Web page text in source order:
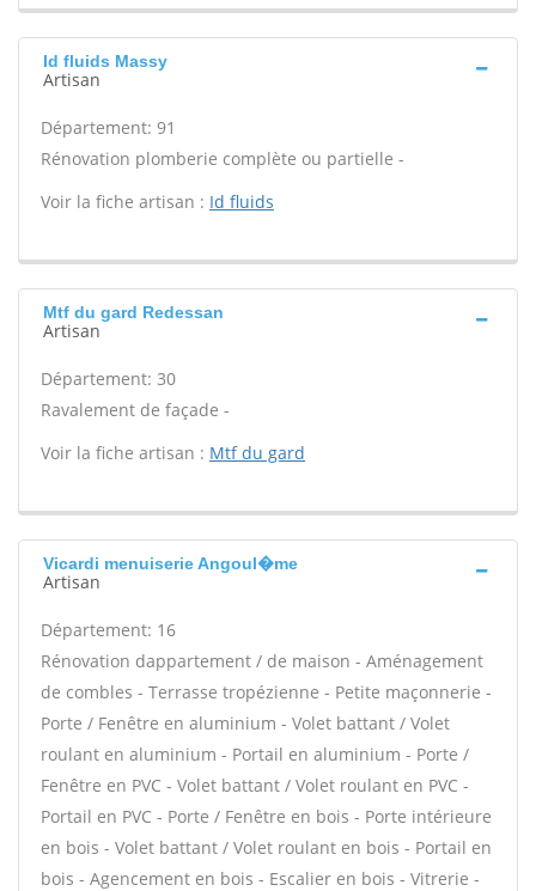
Id fluids Massy
Artisan
Département: 91
Rénovation plomberie complète ou partielle -
Voir la fiche artisan : Id fluids
Mtf du gard Redessan
Artisan
Département: 30
Ravalement de façade -
Voir la fiche artisan : Mtf du gard
Vicardi menuiserie Angoul�me
Artisan
Département: 16
Rénovation dappartement / de maison - Aménagement
de combles - Terrasse tropézienne - Petite maçonnerie -
Porte / Fenêtre en aluminium - Volet battant / Volet
roulant en aluminium - Portail en aluminium - Porte /
Fenêtre en PVC - Volet battant / Volet roulant en PVC -
Portail en PVC - Porte / Fenêtre en bois - Porte intérieure
en bois - Volet battant / Volet roulant en bois - Portail en
bois - Agencement en bois - Escalier en bois - Vitrerie -